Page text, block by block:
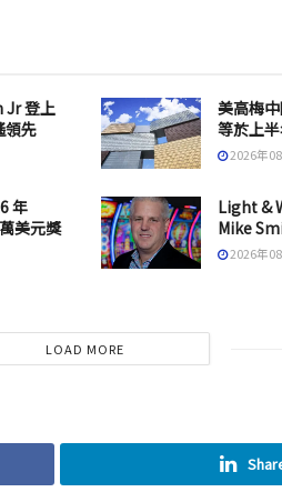
Jr 登上
領先
美高梅
等於上
2026年
年
美元獎
Light &
Mike
2026年
LOAD MORE